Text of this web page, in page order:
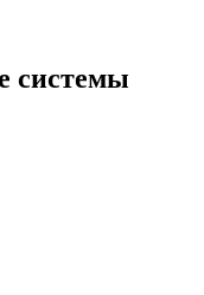
системы